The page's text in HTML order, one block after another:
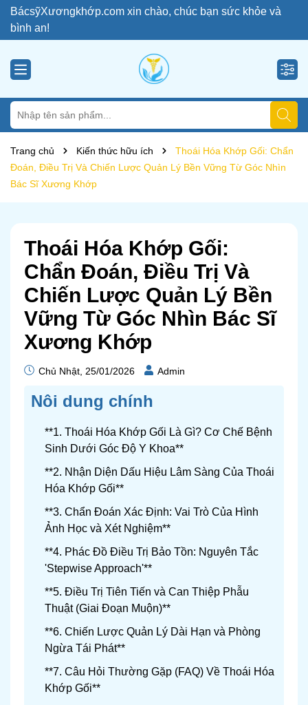
BácsỹXươngkhớp.com xin chào, chúc bạn sức khỏe và
bình an!
Trang chủ Kiến thức hữu ích
Thoái Hóa Khớp Gối: Chẩn
Đoán, Điều Trị Và Chiến Lược Quản Lý Bền Vững Từ Góc Nhìn
Bác Sĩ Xương Khớp
Thoái Hóa Khớp Gối:
Chẩn Đoán, Điều Trị Và
Chiến Lược Quản Lý Bền
Vững Từ Góc Nhìn Bác Sĩ
Xương Khớp
Chủ Nhật, 25/01/2026 Admin
Nôi dung chính
**1. Thoái Hóa Khớp Gối Là Gì? Cơ Chế Bệnh
Sinh Dưới Góc Độ Y Khoa**
**2. Nhận Diện Dấu Hiệu Lâm Sàng Của Thoái
Hóa Khớp Gối**
**3. Chẩn Đoán Xác Định: Vai Trò Của Hình
Ảnh Học và Xét Nghiệm**
**4. Phác Đồ Điều Trị Bảo Tồn: Nguyên Tắc
'Stepwise Approach'**
**5. Điều Trị Tiên Tiến và Can Thiệp Phẫu
Thuật (Giai Đoạn Muộn)**
**6. Chiến Lược Quản Lý Dài Hạn và Phòng
Ngừa Tái Phát**
**7. Câu Hỏi Thường Gặp (FAQ) Về Thoái Hóa
Khớp Gối**